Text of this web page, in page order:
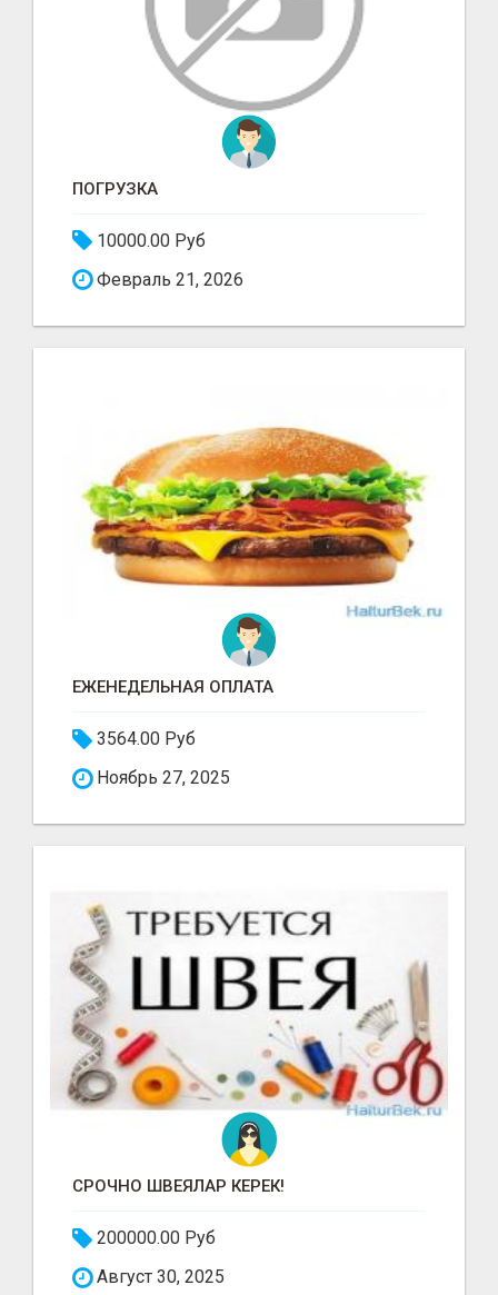
ПОГРУЗКА
10000.00 Руб
Февраль 21, 2026
ЕЖЕНЕДЕЛЬНАЯ ОПЛАТА
3564.00 Руб
Ноябрь 27, 2025
СРОЧНО ШВЕЯЛАР КЕРЕК!
200000.00 Руб
Август 30, 2025